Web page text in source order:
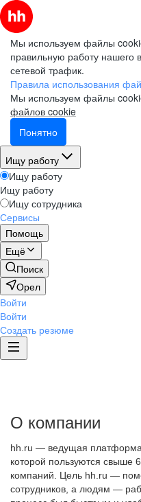
Мы используем файлы
правильную работу нашего
сетевой трафик.
Правила использования
Мы используем файлы
файлов cookie
Понятно
Ищу работу
Ищу работу
Ищу работу
Ищу сотрудника
Сервисы
Помощь
Ещё
Поиск
Орел
Войти
Войти
Создать резюме
О компании
hh.ru — ведущая платформа
которой пользуются свыше
компаний. Цель hh.ru —
сотрудников, а людям —